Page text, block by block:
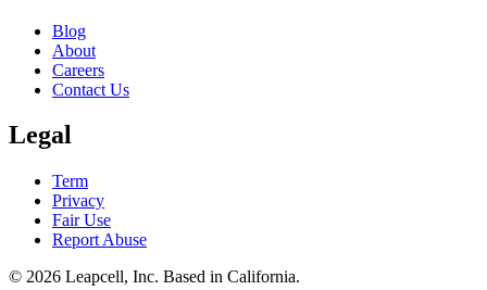
Blog
About
Careers
Contact Us
Legal
Term
Privacy
Fair Use
Report Abuse
© 2026 Leapcell, Inc. Based in California.